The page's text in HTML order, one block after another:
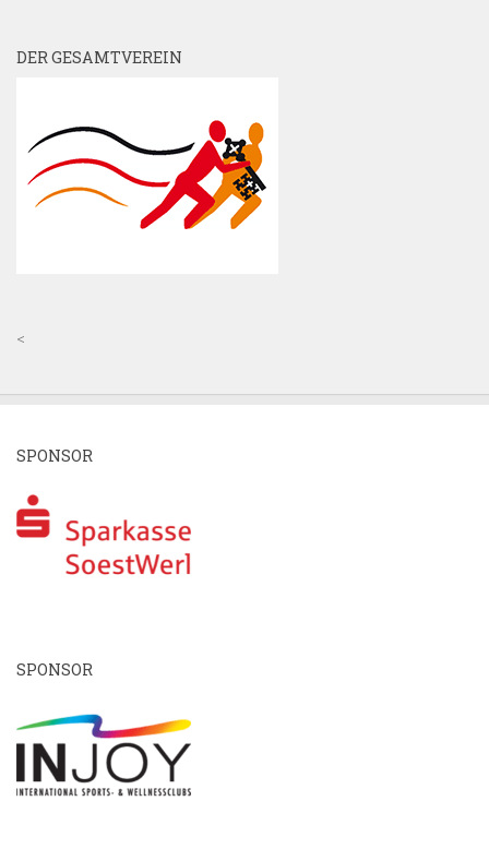
DER GESAMTVEREIN
<
SPONSOR
SPONSOR